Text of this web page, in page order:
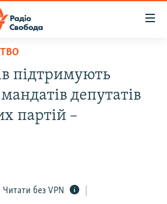
підтримують
депутатів
партій –
Читати без VPN